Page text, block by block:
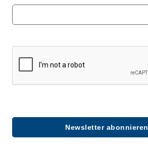
Newsletter abonnieren